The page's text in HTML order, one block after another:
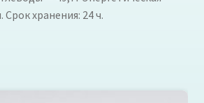
Срок хранения: 24 ч.